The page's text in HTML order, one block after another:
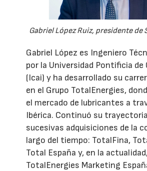
Gabriel López Ruiz, presidente de
Gabriel López es Ingeniero
por la Universidad Pontificia de
(Icai) y ha desarrollado su
en el Grupo TotalEnergies,
el mercado de lubricantes a
Ibérica. Continuó su
sucesivas adquisiciones de la
largo del tiempo: TotalFina,
Total España y, en la actualidad,
TotalEnergies Marketing